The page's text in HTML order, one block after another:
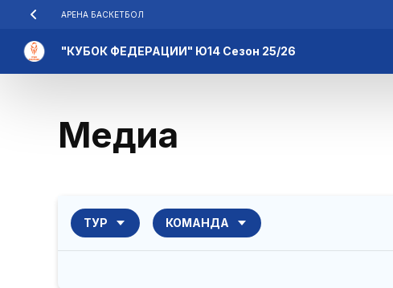
АРЕНА БАСКЕТБОЛ
"КУБОК ФЕДЕРАЦИИ" Ю14 Сезон 25/26
Медиа
ТУР КОМАНДА